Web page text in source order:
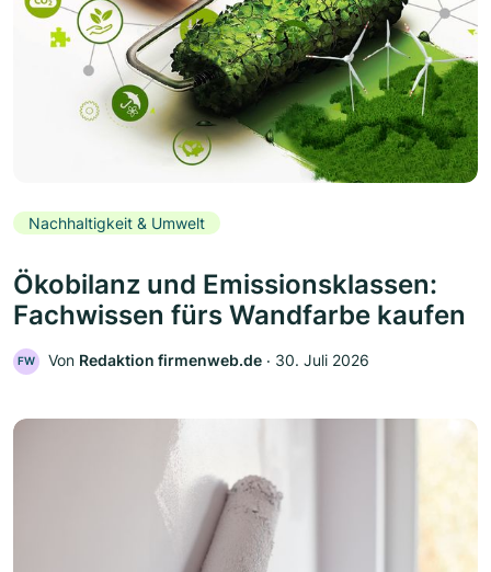
Nachhaltigkeit & Umwelt
Ökobilanz und Emissionsklassen:
Fachwissen fürs Wandfarbe kaufen
FW Von Redaktion firmenweb.de ‧ 30. Juli 2026